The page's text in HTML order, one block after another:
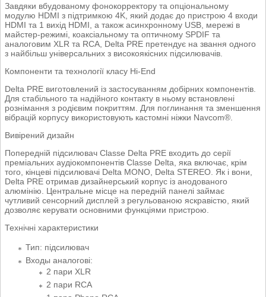
Завдяки вбудованому фонокорректору та опціональному
модулю HDMI з підтримкою 4K, який додає до пристрою 4 входи
HDMI та 1 вихід HDMI, а також асинхронному USB, мережі в
майстер-режимі, коаксіальному та оптичному SPDIF та
аналоговим XLR та RCA, Delta PRE претендує на звання одного
з найбільш універсальних з високоякісних підсилювачів.
Компоненти та технології класу Hi-End
Delta PRE виготовлений із застосуванням добірних компонентів.
Для стабільного та надійного контакту в ньому встановлені
рознімання з родієвим покриттям. Для поглинання та зменшення
вібрацій корпусу використовують кастомні ніжки Navcom®.
Вивірений дизайн
Попередній підсилювач Classe Delta PRE входить до серії
преміальних аудіокомпонентів Classe Delta, яка включає, крім
того, кінцеві підсилювачі Delta MONO, Delta STEREO. Як і вони,
Delta PRE отримав дизайнерський корпус із анодованого
алюмінію. Центральне місце на передній панелі займає
чутливий сенсорний дисплей з регульованою яскравістю, який
дозволяє керувати основними функціями пристрою.
Технічні характеристики
Тип: підсилювач
Входы аналогові:
2 пари XLR
2 пари RCA